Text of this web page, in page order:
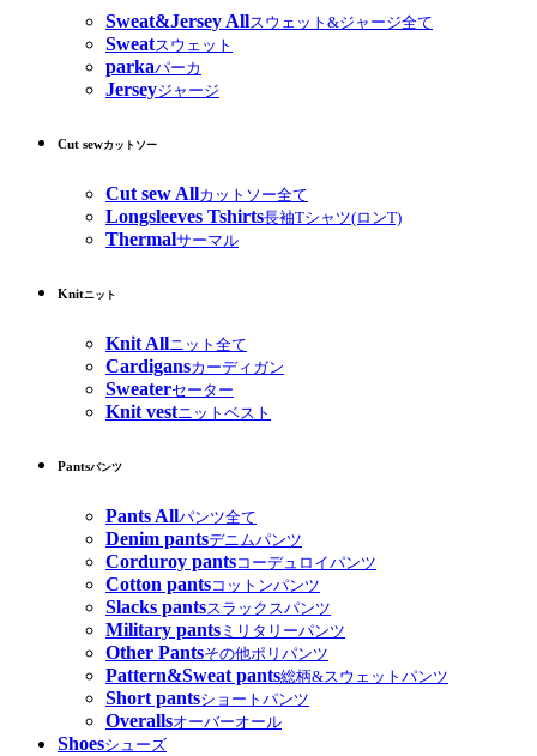
Sweat&Jersey Allスウェット&ジャージ全て
Sweatスウェット
parkaパーカ
Jerseyジャージ
Cut sewカットソー
Cut sew Allカットソー全て
Longsleeves Tshirts長袖Tシャツ(ロンT)
Thermalサーマル
Knitニット
Knit Allニット全て
Cardigansカーディガン
Sweaterセーター
Knit vestニットベスト
Pantsパンツ
Pants Allパンツ全て
Denim pantsデニムパンツ
Corduroy pantsコーデュロイパンツ
Cotton pantsコットンパンツ
Slacks pantsスラックスパンツ
Military pants ミリタリーパンツ
Other Pantsその他ポリパンツ
Pattern&Sweat pants総柄&スウェットパンツ
Short pantsショートパンツ
Overallsオーバーオール
Shoesシューズ